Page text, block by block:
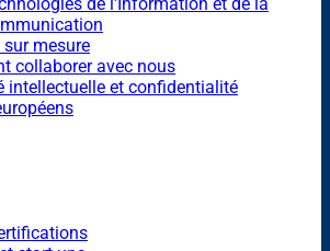
sur mesure
collaborer avec nous
intellectuelle et confidentialité